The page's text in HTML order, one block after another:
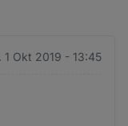
1 Okt 2019 - 13:45